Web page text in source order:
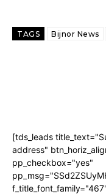
TAGS Bijnor News
[tds_leads
address"
pp_checkbox="yes"